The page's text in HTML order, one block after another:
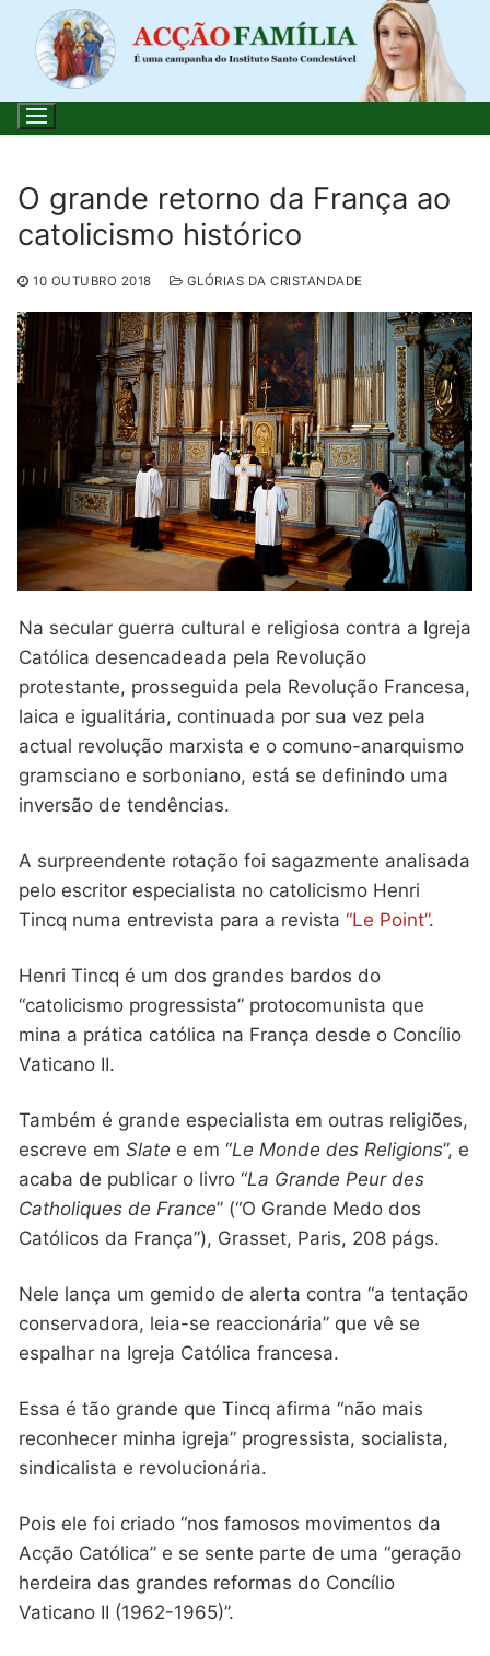
para
conteúdo
Pesquisar
por:
Início
Loja
Blog
Santo do Dia
Quem somos nós
O grande retorno da França ao
catolicismo histórico
10 OUTUBRO 2018 GLÓRIAS DA CRISTANDADE
Na secular guerra cultural e religiosa contra a Igreja
Católica desencadeada pela Revolução
protestante, prosseguida pela Revolução Francesa,
laica e igualitária, continuada por sua vez pela
actual revolução marxista e o comuno-anarquismo
gramsciano e sorboniano, está se definindo uma
inversão de tendências.
A surpreendente rotação foi sagazmente analisada
pelo escritor especialista no catolicismo Henri
Tincq numa entrevista para a revista “Le Point”.
Henri Tincq é um dos grandes bardos do
“catolicismo progressista” protocomunista que
mina a prática católica na França desde o Concílio
Vaticano II.
Também é grande especialista em outras religiões,
escreve em Slate e em “Le Monde des Religions”, e
acaba de publicar o livro “La Grande Peur des
Catholiques de France” (“O Grande Medo dos
Católicos da França”), Grasset, Paris, 208 págs.
Nele lança um gemido de alerta contra “a tentação
conservadora, leia-se reaccionária” que vê se
espalhar na Igreja Católica francesa.
Essa é tão grande que Tincq afirma “não mais
reconhecer minha igreja” progressista, socialista,
sindicalista e revolucionária.
Pois ele foi criado “nos famosos movimentos da
Acção Católica” e se sente parte de uma “geração
herdeira das grandes reformas do Concílio
Vaticano II (1962-1965)”.